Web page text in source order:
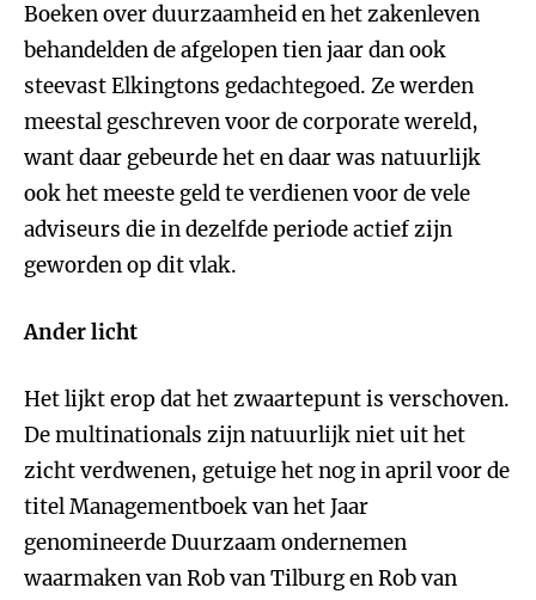
Boeken over duurzaamheid en het zakenleven
behandelden de afgelopen tien jaar dan ook
steevast Elkingtons gedachtegoed. Ze werden
meestal geschreven voor de corporate wereld,
want daar gebeurde het en daar was natuurlijk
ook het meeste geld te verdienen voor de vele
adviseurs die in dezelfde periode actief zijn
geworden op dit vlak.
Ander licht
Het lijkt erop dat het zwaartepunt is verschoven.
De multinationals zijn natuurlijk niet uit het
zicht verdwenen, getuige het nog in april voor de
titel Managementboek van het Jaar
genomineerde Duurzaam ondernemen
waarmaken van Rob van Tilburg en Rob van